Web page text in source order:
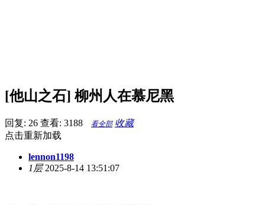
[他山之石] 柳州人在慕尼黑
回复: 26 查看: 3188 看全部 收藏
点击重新加载
lennon1198
1层2025-8-14 13:51:07